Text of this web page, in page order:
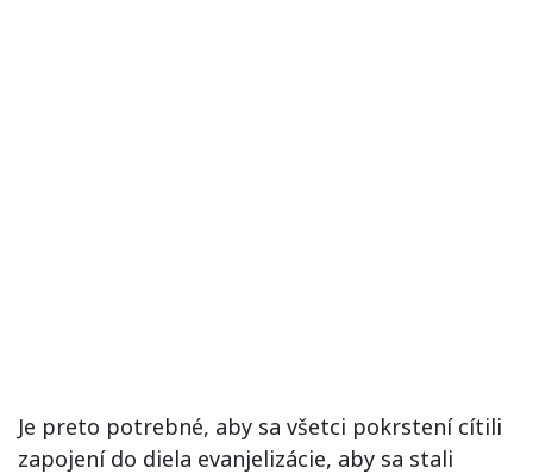
Je preto potrebné, aby sa všetci pokrstení cítili
zapojení do diela evanjelizácie, aby sa stali